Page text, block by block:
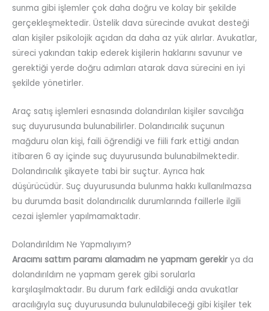
sunma gibi işlemler çok daha doğru ve kolay bir şekilde
gerçekleşmektedir. Üstelik dava sürecinde avukat desteği
alan kişiler psikolojik açıdan da daha az yük alırlar. Avukatlar,
süreci yakından takip ederek kişilerin haklarını savunur ve
gerektiği yerde doğru adımları atarak dava sürecini en iyi
şekilde yönetirler.
Araç satış işlemleri esnasında dolandırılan kişiler savcılığa
suç duyurusunda bulunabilirler. Dolandırıcılık suçunun
mağduru olan kişi, faili öğrendiği ve fiili fark ettiği andan
itibaren 6 ay içinde suç duyurusunda bulunabilmektedir.
Dolandırıcılık şikayete tabi bir suçtur. Ayrıca hak
düşürücüdür. Suç duyurusunda bulunma hakkı kullanılmazsa
bu durumda basit dolandırıcılık durumlarında faillerle ilgili
cezai işlemler yapılmamaktadır.
Dolandırıldım Ne Yapmalıyım?
Aracımı sattım paramı alamadım ne yapmam gerekir ya da
dolandırıldım ne yapmam gerek gibi sorularla
karşılaşılmaktadır. Bu durum fark edildiği anda avukatlar
aracılığıyla suç duyurusunda bulunulabileceği gibi kişiler tek